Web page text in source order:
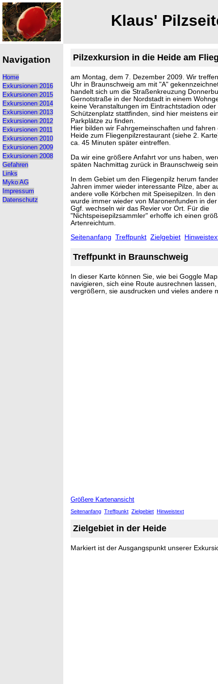
Klaus'
Navigation
Home
Exkursionen 2016
Exkursionen 2015
Exkursionen 2014
Exkursionen 2013
Exkursionen 2012
Exkursionen 2011
Exkursionen 2010
Exkursionen 2009
Exkursionen 2008
Gefahren
Links
Myko AG
Impressum
Datenschutz
Pilzexkursion in die Heide am
am Montag, dem 7. Dezember 2009. Wir
Uhr in Braunschweig am mit "A"
handelt sich um die Straßenkreuzung
Gernotstraße in der Nordstadt in einem
keine Veranstaltungen im Eintrachtstadion
Schützenplatz stattfinden, sind hier meistens
Parkplätze zu finden.
Hier bilden wir Fahrgemeinschaften und
Heide zum Fliegenpilzrestaurant (siehe 2.
ca. 45 Minuten später eintreffen.
Da wir eine größere Anfahrt vor uns haben,
späten Nachmittag zurück in Braunschweig
In dem Gebiet um den Fliegenpilz herum
Jahren immer wieder interessante Pilze, aber
andere volle Körbchen mit Speisepilzen. In den
wurde immer wieder von Maronenfunden in
Ggf. wechseln wir das Revier vor Ort. Für die
"Nichtspeisepilzsammler" erhoffe ich einen
Artenreichtum.
Seitenanfang Treffpunkt Zielgebiet
Treffpunkt in Braunschweig
In dieser Karte können Sie, wie bei Goggle
navigieren, sich eine Route ausrechnen
vergrößern, sie ausdrucken und vieles andere
Größere Kartenansicht
Seitenanfang Treffpunkt Zielgebiet Hinweistext
Zielgebiet in der Heide
Markiert ist der Ausgangspunkt unserer